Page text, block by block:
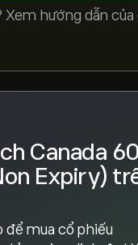
hướng dẫn của
Canada 60
Expiry)
để mua cổ phiếu
trang "Canada 60
tạo tài khoản và
giá cụ thể